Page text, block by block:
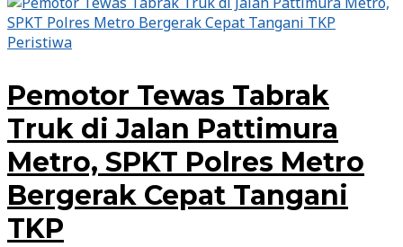
Peristiwa
Pemotor Tewas Tabrak
Truk di Jalan Pattimura
Metro, SPKT Polres Metro
Bergerak Cepat Tangani
TKP